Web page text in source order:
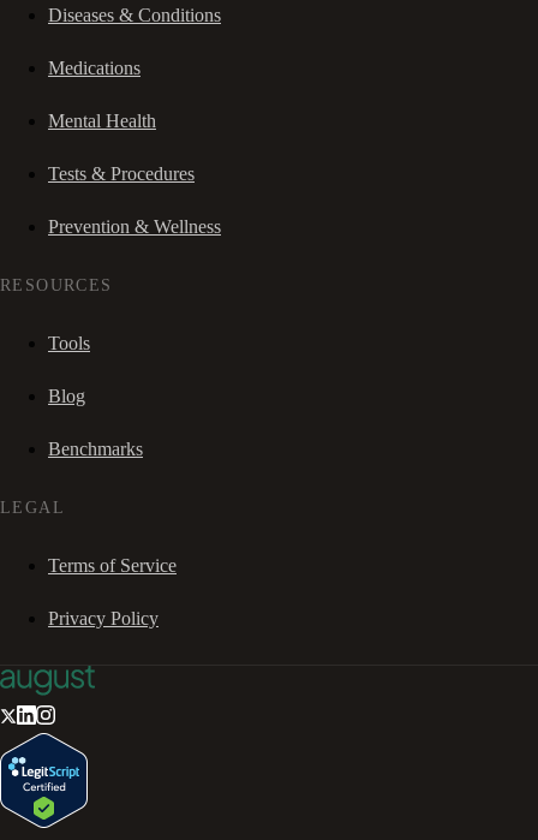
Diseases & Conditions
Medications
Mental Health
Tests & Procedures
Prevention & Wellness
RESOURCES
Tools
Blog
Benchmarks
LEGAL
Terms of Service
Privacy Policy